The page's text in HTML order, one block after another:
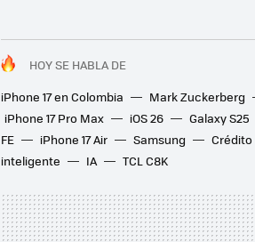
HOY SE HABLA DE
iPhone 17 en Colombia
Mark Zuckerberg
iPhone 17 Pro Max
iOS 26
Galaxy S25
FE
iPhone 17 Air Samsung
Crédito
inteligente
IA TCL C8K